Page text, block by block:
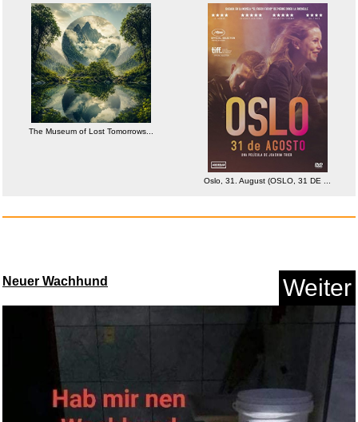
Golden Hits...
Anzeige
Peach elektrischer Anspitzer -...
The Museum of Lost Tomorrows...
Oslo, 31. August (OSLO, 31 DE ...
Neuer Wachhund Weiter